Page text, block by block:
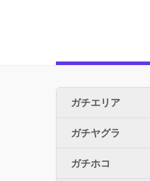
ガチエリア
ガチヤグラ
ガチホコ